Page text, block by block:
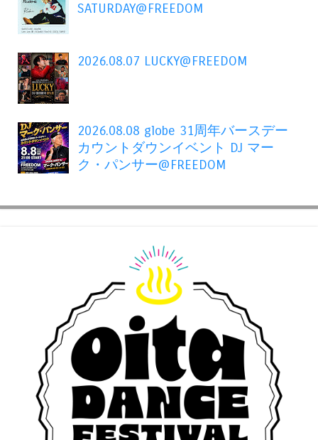
SATURDAY@FREEDOM
2026.08.07 LUCKY@FREEDOM
2026.08.08 globe 31周年バースデー
カウントダウンイベント DJ マー
ク・パンサー@FREEDOM